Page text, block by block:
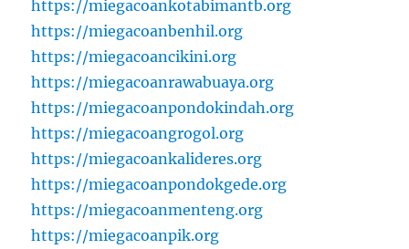
https://miegacoankotabimantb.org
https://miegacoanbenhil.org
https://miegacoancikini.org
https://miegacoanrawabuaya.org
https://miegacoanpondokindah.org
https://miegacoangrogol.org
https://miegacoankalideres.org
https://miegacoanpondokgede.org
https://miegacoanmenteng.org
https://miegacoanpik.org